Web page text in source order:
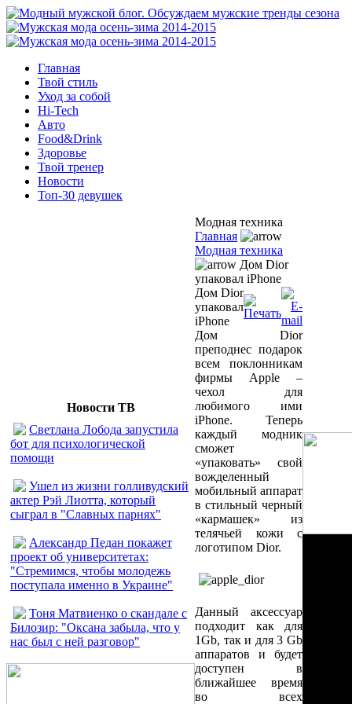
Главная
Твой стиль
Уход за собой
Hi-Tech
Авто
Food&Drink
Здоровье
Твой тренер
Новости
Топ-30 девушек
Новости ТВ
Светлана Лобода запустила
бот для психологической
помощи
Ушел из жизни голливудский
актер Рэй Лиотта, который
сыграл в "Славных парнях"
Александр Педан покажет
проект об университетах:
"Стремимся, чтобы молодежь
поступала именно в Украине"
Тоня Матвиенко о скандале с
Билозир: "Оксана забыла, что у
нас был с ней разговор"
Модная техника
Главная
Модная техника
Дом Dior
упаковал iPhone
Дом Dior
упаковал
iPhone
Дом Dior
преподнес подарок
всем поклонникам
фирмы Apple –
чехол для
любимого ими
iPhone. Теперь
каждый модник
сможет
«упаковать» свой
вожделенный
мобильный аппарат
в стильный черный
«кармашек» из
телячьей кожи с
логотипом Dior.
Данный аксессуар
подходит как для
1Gb, так и для 3 Gb
аппаратов и будет
доступен в
ближайшее время
во всех